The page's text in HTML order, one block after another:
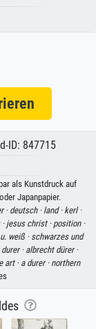
ID: 847715
als Kunstdruck auf
Japanpapier.
· deutsch · land · kerl ·
jesus christ · position ·
weiß ·schwarzes und
· albrecht dürer ·
art · a durer · northern